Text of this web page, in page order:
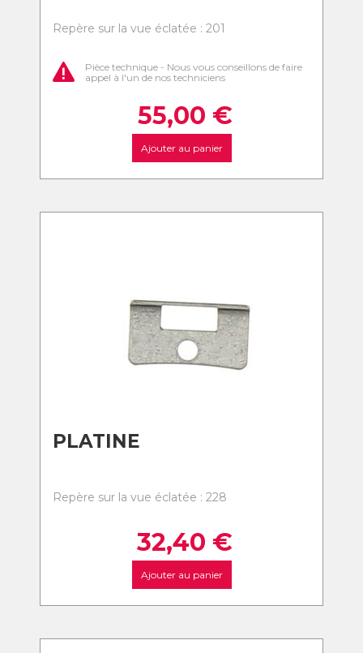
Repère sur la vue éclatée : 201
Pièce technique - Nous vous conseillons de faire
appel à l'un de nos techniciens
55,00 €
Ajouter au panier
PLATINE
Repère sur la vue éclatée : 228
32,40 €
Ajouter au panier